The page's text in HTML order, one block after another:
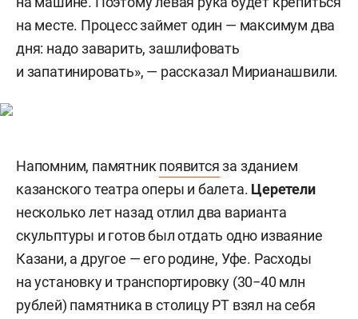
на месте. Процесс займет один — максимум два
дня: надо заварить, зашлифовать
и запатинировать», — рассказал Мирианашвили.
Напомним, памятник появитсяза зданием
казанского театра оперы и балета. Церетели
несколько лет назад отлил два варианта
скульптуры и готов был отдать одно изваяние
Казани, а другое — его родине, Уфе. Расходы
на установку и транспортировку (30−40 млн
рублей) памятника в столицу РТ взял на себя